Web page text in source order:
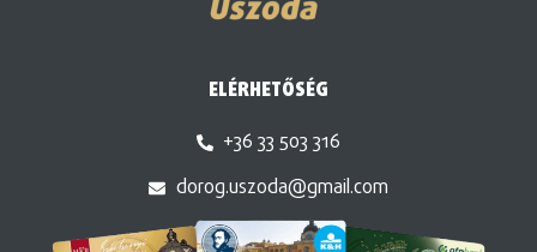
ELÉRHETŐSÉG
+36 33 503 316
dorog.uszoda@gmail.com